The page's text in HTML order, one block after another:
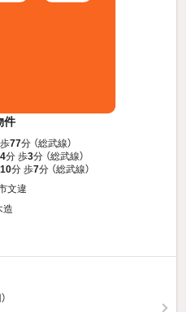
件
77分 （総武線）
4分 歩3分 （総武線）
10分 歩7分 （総武線）
文違
造